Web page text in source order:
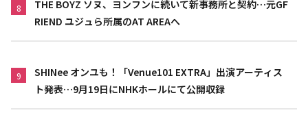
8
THE BOYZ ソヌ、ヨンフンに続いて新事務所と契約…元GF
RIEND ユジュら所属のAT AREAへ
9
SHINee オンユも！「Venue101 EXTRA」出演アーティス
ト発表…9月19日にNHKホールにて公開収録